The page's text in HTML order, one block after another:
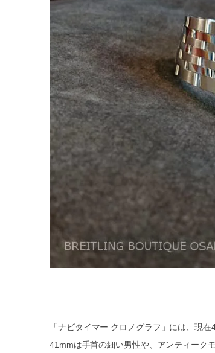
「ナビタイマー クロノグラフ」には、現
41mmは手首の細い男性や、アンティーク